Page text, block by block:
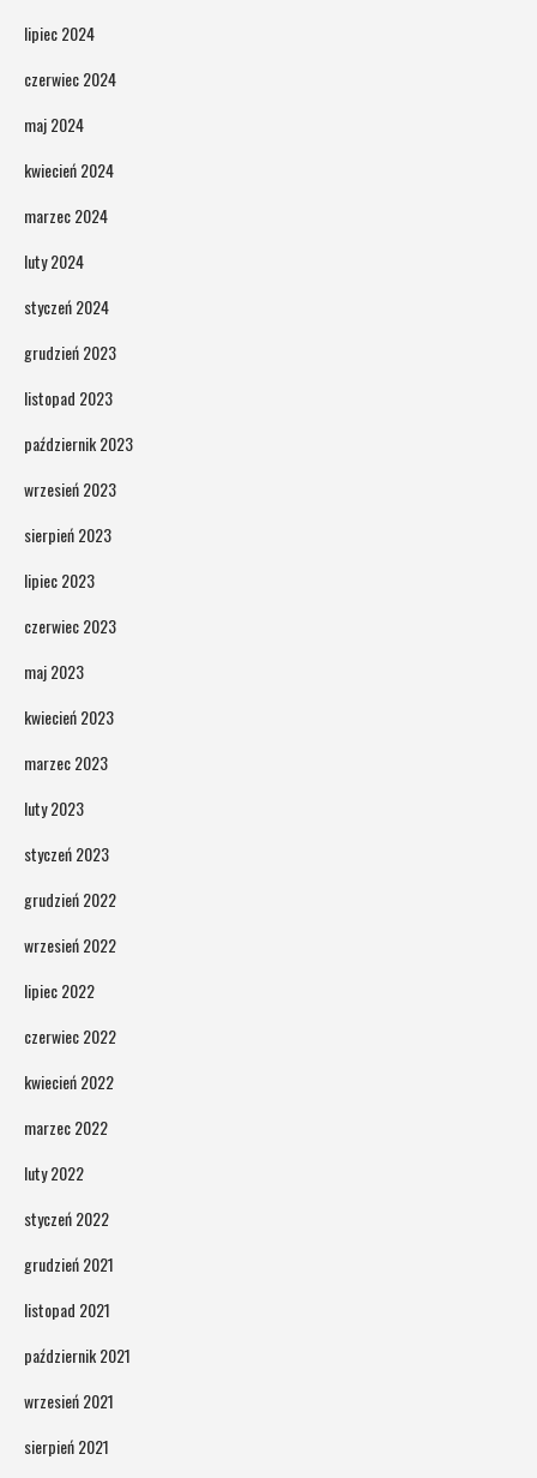
lipiec 2024
czerwiec 2024
maj 2024
kwiecień 2024
marzec 2024
luty 2024
styczeń 2024
grudzień 2023
listopad 2023
październik 2023
wrzesień 2023
sierpień 2023
lipiec 2023
czerwiec 2023
maj 2023
kwiecień 2023
marzec 2023
luty 2023
styczeń 2023
grudzień 2022
wrzesień 2022
lipiec 2022
czerwiec 2022
kwiecień 2022
marzec 2022
luty 2022
styczeń 2022
grudzień 2021
listopad 2021
październik 2021
wrzesień 2021
sierpień 2021